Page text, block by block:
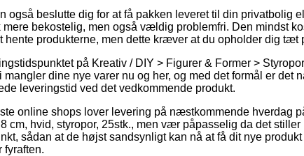
også beslutte dig for at få pakken leveret til din privatbolig
mere bekostelig, men også vældig problemfri. Den mindst
hente produkterne, men dette kræver at du opholder dig tæt
på Kreativ / DIY > Figurer & Former >
mangler dine nye varer nu og her, og med det formål er det
leveringstid ved det vedkommende produkt.
online shops lover levering på næstkommende hverdag
cm, hvid, styropor, 25stk., men vær påpasselig da det
sådan at de højst sandsynligt kan nå at få dit nye
fyraften.